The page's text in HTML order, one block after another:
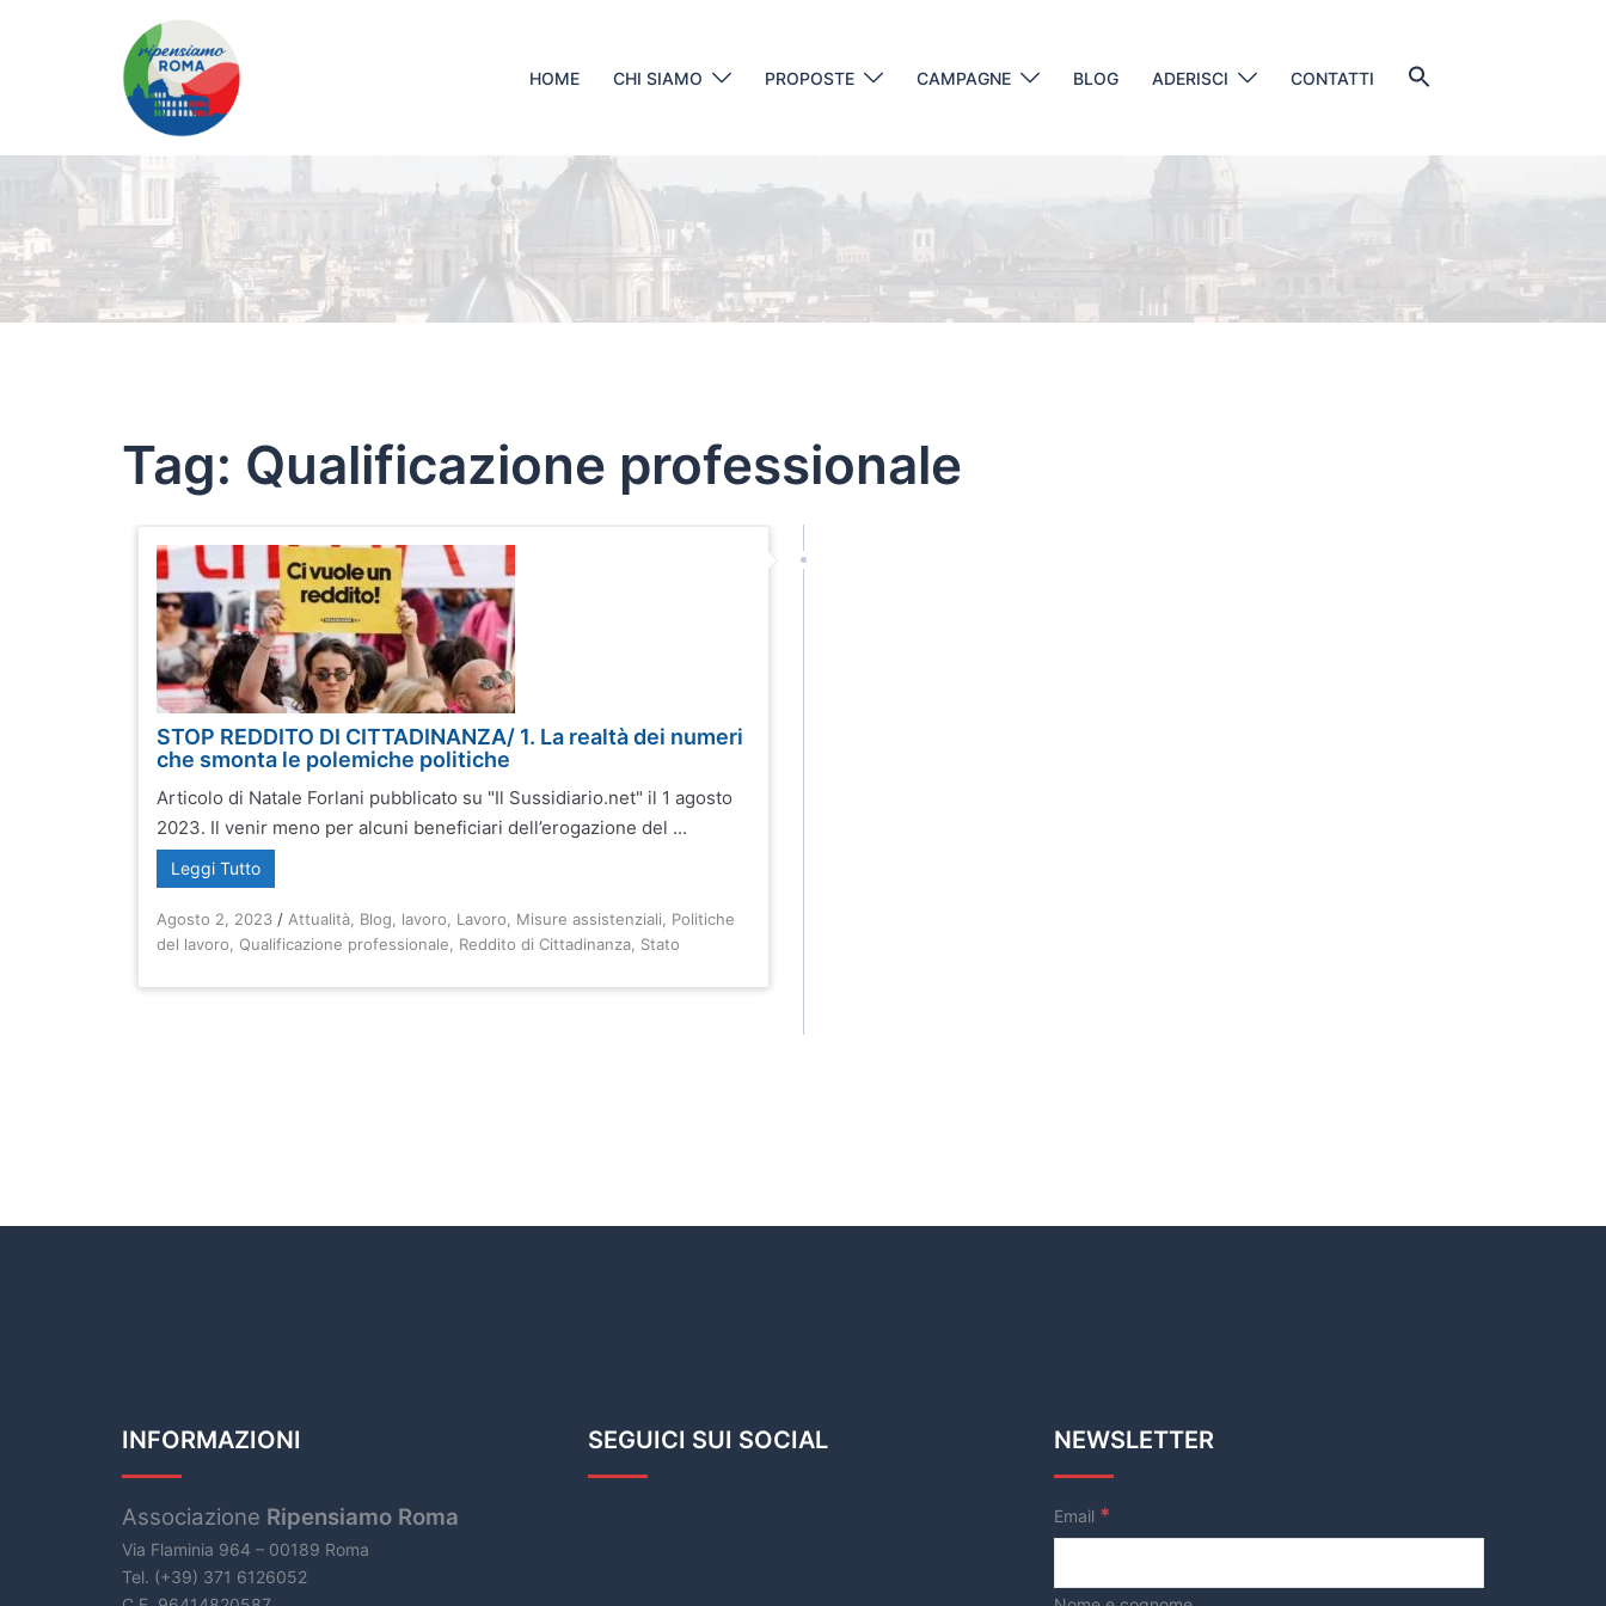
HOME CHI SIAMO PROPOSTE CAMPAGNE BLOG ADERISCI CONTATTI
Tag: Qualificazione professionale
STOP REDDITO DI CITTADINANZA/ 1. La realtà dei numeri
che smonta le polemiche politiche
Articolo di Natale Forlani pubblicato su "Il Sussidiario.net" il 1 agosto
2023. Il venir meno per alcuni beneficiari dell’erogazione del ...
Leggi Tutto
Agosto 2, 2023 / Attualità Blog lavoro Lavoro Misure assistenziali
Politiche
del lavoro ,Qualificazione professionale Reddito di Cittadinanza Stato
INFORMAZIONI
Associazione Ripensiamo Roma
Via Flaminia 964 – 00189 Roma
Tel. (+39) 371 6126052
SEGUICI SUI SOCIAL NEWSLETTER
Email *